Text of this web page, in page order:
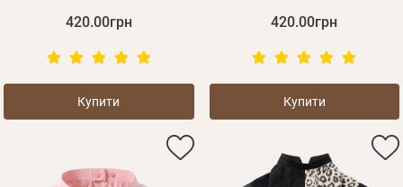
420.00грн
Купити
420.00грн
Купити